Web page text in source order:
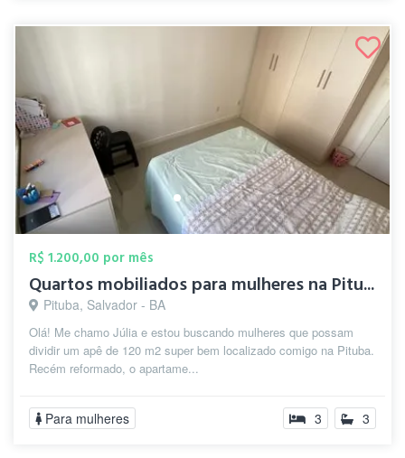
R$ 1.200,00 por mês
Quartos mobiliados para mulheres na Pitu...
Pituba, Salvador - BA
Olá! Me chamo Júlia e estou buscando mulheres que possam
dividir um apê de 120 m2 super bem localizado comigo na Pituba.
Recém reformado, o apartame...
Para mulheres 3 3